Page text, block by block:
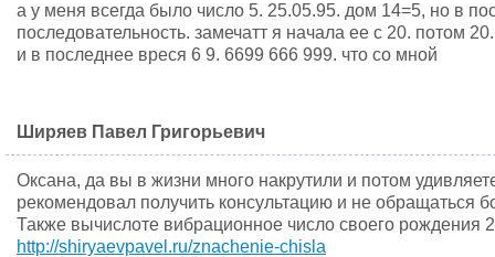
а у меня всегда было число 5. 25.05.95. дом 14=5, но в
последовательность. замечатт я начала ее с 20. потом
и в последнее вреся 6 9. 6699 666 999. что со мной
Ширяев Павел Григорьевич
Оксана, да вы в жизни много накрутили и потом
рекомендовал получить консультацию и не
Также вычислоте вибрационное число своего рождения
http://shiryaevpavel.ru/znachenie-chisla